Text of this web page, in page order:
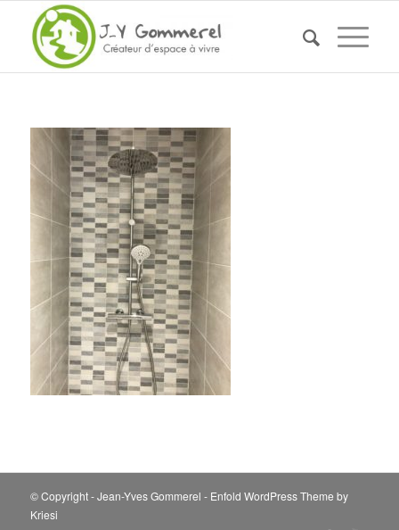
© Copyright - Jean-Yves Gommerel - Enfold WordPress Theme by
Kriesi